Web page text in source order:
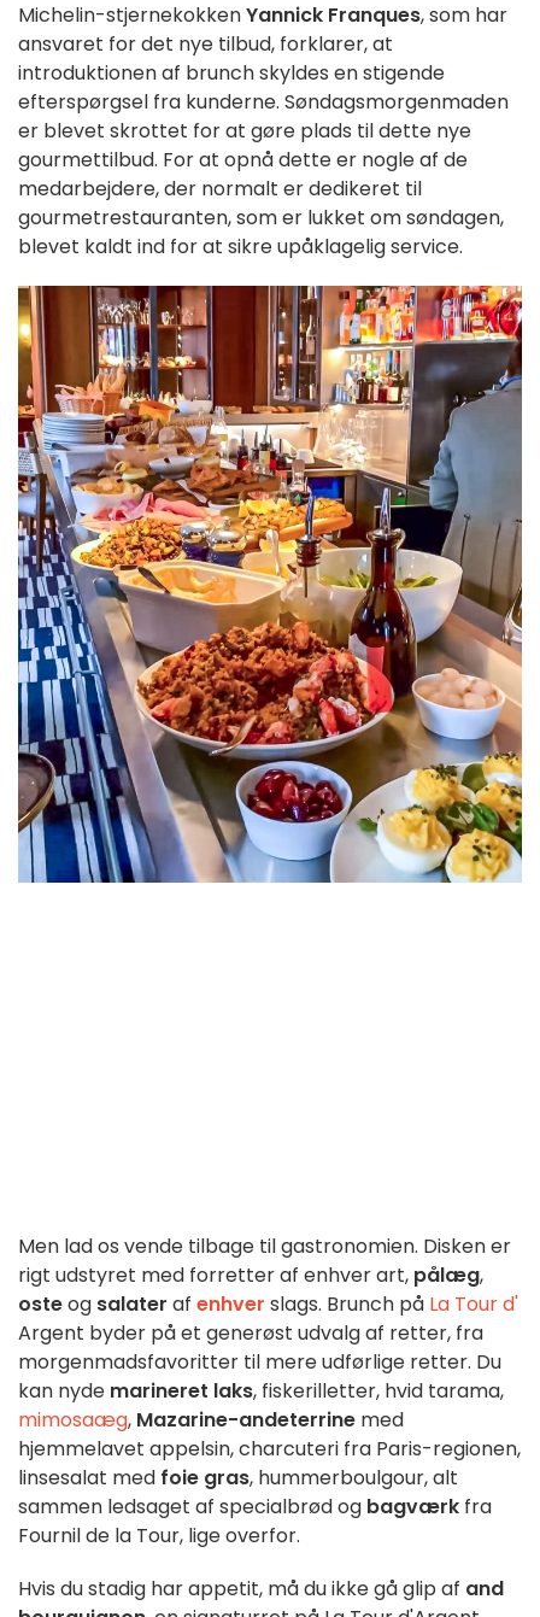
Michelin-stjernekokkenYannick Franques, som har
ansvaret for det nye tilbud, forklarer, at
introduktionen af brunch skyldes en stigende
efterspørgsel fra kunderne. Søndagsmorgenmaden
er blevet skrottet for at gøre plads til dette nye
gourmettilbud. For at opnå dette er nogle af de
medarbejdere, der normalt er dedikeret til
gourmetrestauranten, som er lukket om søndagen,
blevet kaldt ind for at sikre upåklagelig service.
Men lad os vende tilbage til gastronomien. Disken er
rigt udstyret med forretter af enhver art, pålæg,
osteog salater af enhver slags. Brunch på La Tour d'
Argent byder på et generøst udvalg af retter, fra
morgenmadsfavoritter til mere udførlige retter. Du
kan nyde marineret laks, fiskerilletter, hvid tarama,
mimosaæg, Mazarine-andeterrine med
hjemmelavet appelsin, charcuteri fra Paris-regionen,
linsesalat med foie gras, hummerboulgour, alt
sammen ledsaget af specialbrød og bagværk fra
Fournil de la Tour, lige overfor.
Hvis du stadig har appetit, må du ikke gå glip af and